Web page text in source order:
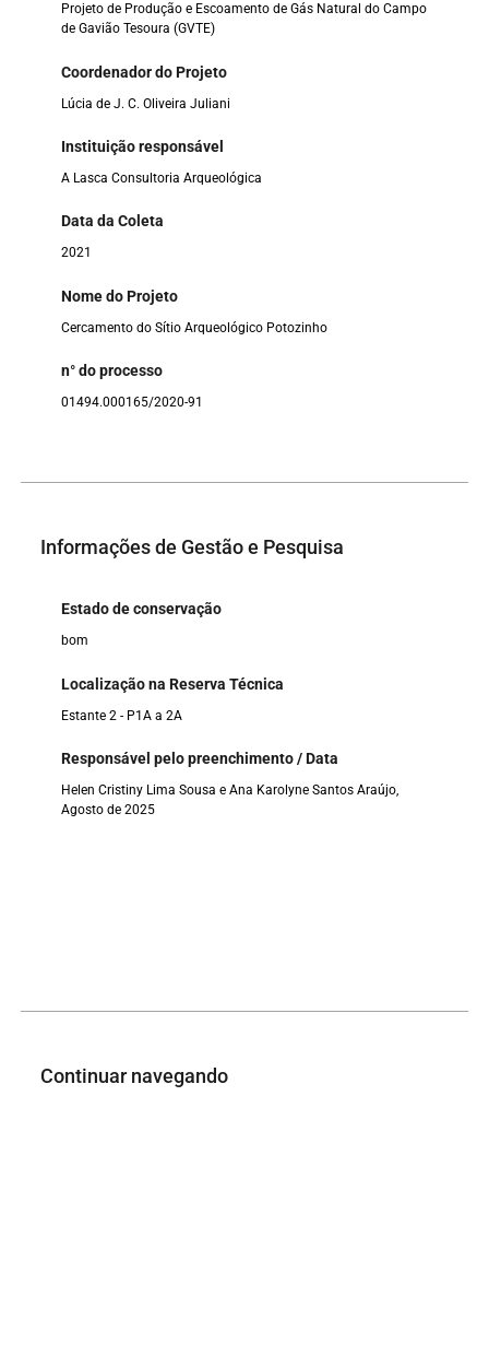
Projeto de Produção e Escoamento de Gás Natural do Campo
de Gavião Tesoura (GVTE)
Coordenador do Projeto
Lúcia de J. C. Oliveira Juliani
Instituição responsável
A Lasca Consultoria Arqueológica
Data da Coleta
2021
Nome do Projeto
Cercamento do Sítio Arqueológico Potozinho
n° do processo
01494.000165/2020-91
Informações de Gestão e Pesquisa
Estado de conservação
bom
Localização na Reserva Técnica
Estante 2 - P1A a 2A
Responsável pelo preenchimento / Data
Helen Cristiny Lima Sousa e Ana Karolyne Santos Araújo,
Agosto de 2025
Continuar navegando